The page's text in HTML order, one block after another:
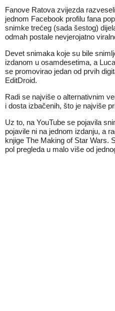
Fanove Ratova zvijezda
jednom Facebook profilu fana
snimke trećeg (sada šestog)
odmah postale nevjerojatno
Devet snimaka koje su bile
izdanom u osamdesetima, a
se promovirao jedan od prvih
EditDroid.
Radi se najviše o alternativnim
i dosta izbačenih, što je najviše
Uz to, na YouTube se pojavila
pojavile ni na jednom izdanju, a
knjige The Making of Star Wars.
pol pregleda u malo više od